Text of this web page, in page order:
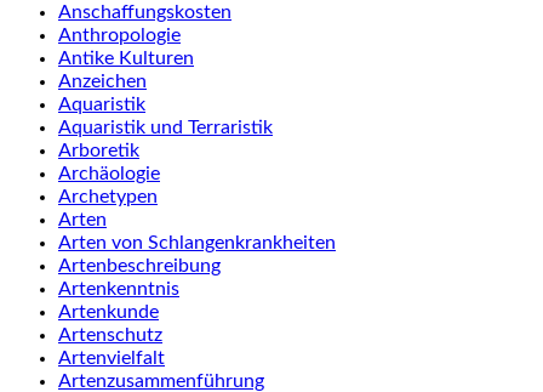
Anschaffungskosten
Anthropologie
Antike Kulturen
Anzeichen
Aquaristik
Aquaristik und Terraristik
Arboretik
Archäologie
Archetypen
Arten
Arten von Schlangenkrankheiten
Artenbeschreibung
Artenkenntnis
Artenkunde
Artenschutz
Artenvielfalt
Artenzusammenführung